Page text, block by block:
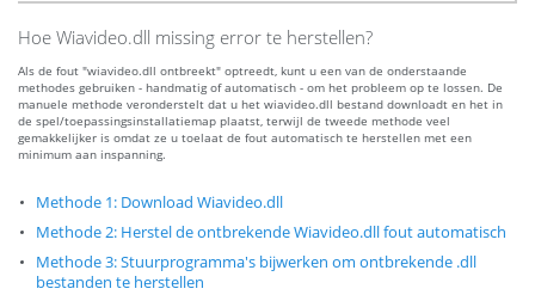
Hoe Wiavideo.dll missing error te herstellen?
Als de fout "wiavideo.dll ontbreekt" optreedt, kunt u een van de onderstaande
methodes gebruiken - handmatig of automatisch - om het probleem op te lossen. De
manuele methode veronderstelt dat u het wiavideo.dll bestand downloadt en het in
de spel/toepassingsinstallatiemap plaatst, terwijl de tweede methode veel
gemakkelijker is omdat ze u toelaat de fout automatisch te herstellen met een
minimum aan inspanning.
Methode 1: Download Wiavideo.dll
Methode 2: Herstel de ontbrekende Wiavideo.dll fout automatisch
Methode 3: Stuurprogramma's bijwerken om ontbrekende .dll
bestanden te herstellen